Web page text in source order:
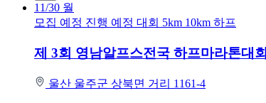
11/30 월
모집 예정 진행 예정 대회 5km 10km 하프
제 3회 영남알프스전국 하프마라톤대회
울산 울주군 상북면 거리 1161-4